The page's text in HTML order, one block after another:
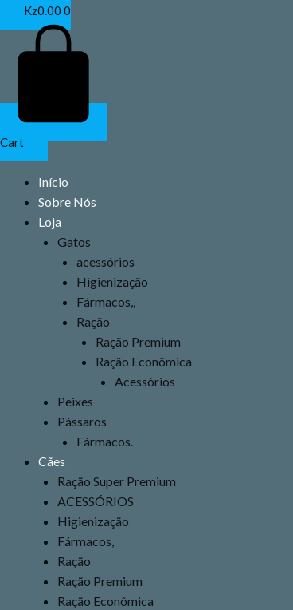
para
Kz0.00 0
Cart
Início
Sobre Nós
Loja
Gatos
acessórios
Higienização
Fármacos,,
Ração
Ração Premium
Ração Econômica
Acessórios
Peixes
Pássaros
Fármacos.
Cães
Ração Super Premium
ACESSÓRIOS
Higienização
Fármacos,
Ração
Ração Premium
Ração Econômica